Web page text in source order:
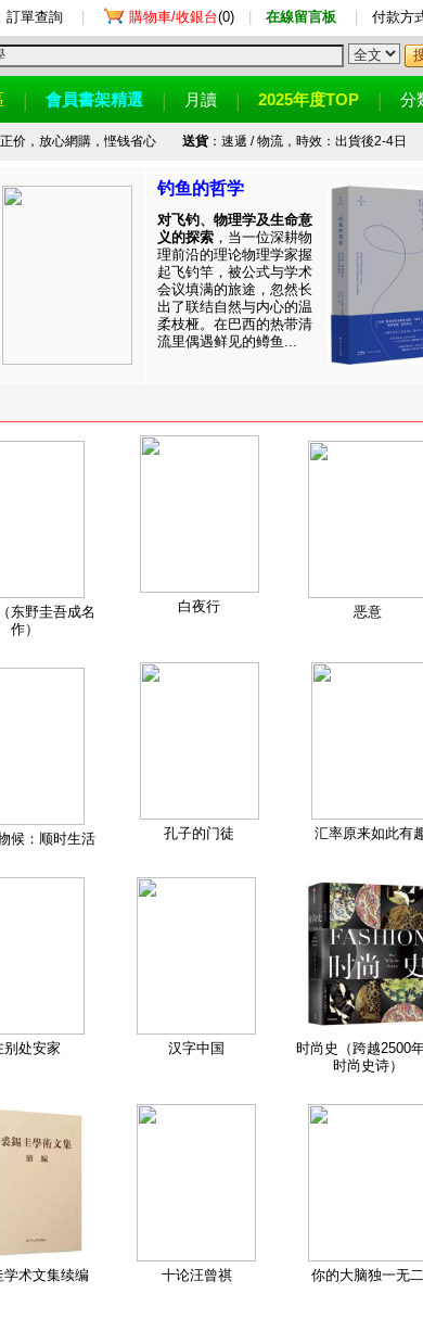
訂單查詢 購物車/收銀台(0) 在線留言板 付款方
會員書架精選 月讀 2025年度TOP 分
价，放心網購，悭钱省心 送貨：速遞 / 物流，時效：出貨後2-4日
钓鱼的哲学
对飞钓、物理学及生命意
义的探索 ，当一位深耕物
理前沿的理论物理学家握
起飞钓竿，被公式与学术
会议填满的旅途，忽然长
出了联结自然与内心的温
柔枝桠。在巴西的热带清
流里偶遇鲜见的鳟鱼...
东野圭吾成名
作）
白夜行 恶意
候：顺时生活 孔子的门徒 汇率原来如此有
别处安家 汉字中国
时尚史（跨越2500
时尚史诗）
学术文集续编 十论汪曾祺 你的大脑独一无二